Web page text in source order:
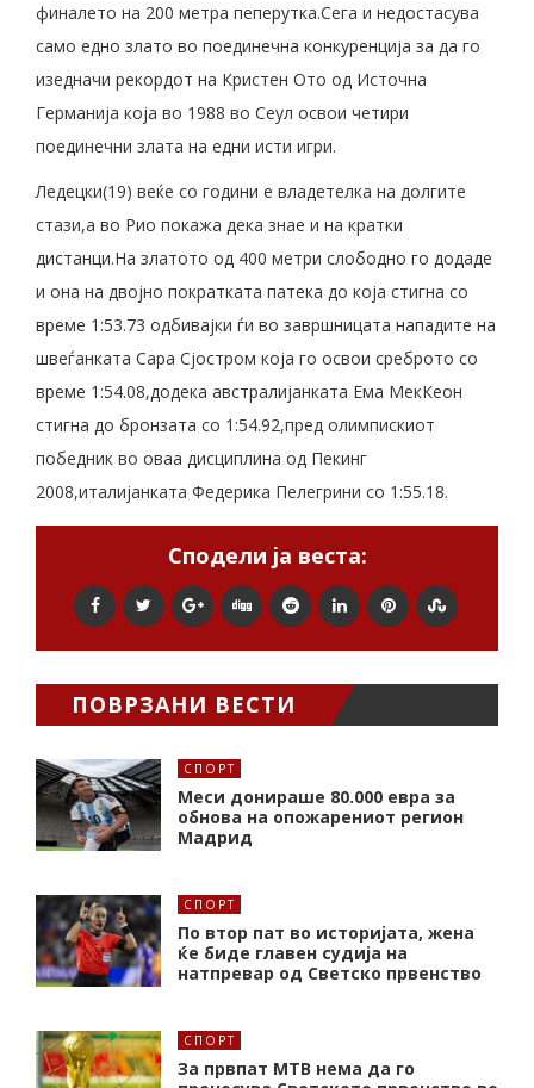
финалето на 200 метра пеперутка.Сега и недостасува
само едно злато во поединечна конкуренција за да го
изедначи рекордот на Кристен Ото од Источна
Германија која во 1988 во Сеул освои четири
поединечни злата на едни исти игри.
Ледецки(19) веќе со години е владетелка на долгите
стази,а во Рио покажа дека знае и на кратки
дистанци.На златото од 400 метри слободно го додаде
и она на двојно пократката патека до која стигна со
време 1:53.73 одбивајки ѓи во завршницата нападите на
швеѓанката Сара Сјостром која го освои среброто со
време 1:54.08,додека австралијанката Ема МекКеон
стигна до бронзата со 1:54.92,пред олимпискиот
победник во оваа дисциплина од Пекинг
2008,италијанката Федерика Пелегрини со 1:55.18.
Сподели ја веста:
ПОВРЗАНИ ВЕСТИ
СПОРТ
Меси донираше 80.000 евра за
обнова на опожарениот регион
Мадрид
СПОРТ
По втор пат во историјата, жена
ќе биде главен судија на
натпревар од Светско првенство
СПОРТ
За првпат МТВ нема да го